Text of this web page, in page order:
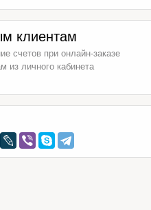
клиентам
счетов при онлайн-заказе
из личного кабинета